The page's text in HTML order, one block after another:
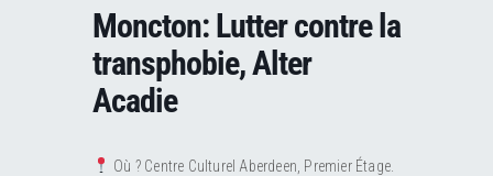
Leadership Portal
Collab
CALENDAR
Submit an Event RESOURCES
Moncton: Lutter contre la
transphobie, Alter
Acadie
Où ? Centre Culturel Aberdeen, Premier Étage.